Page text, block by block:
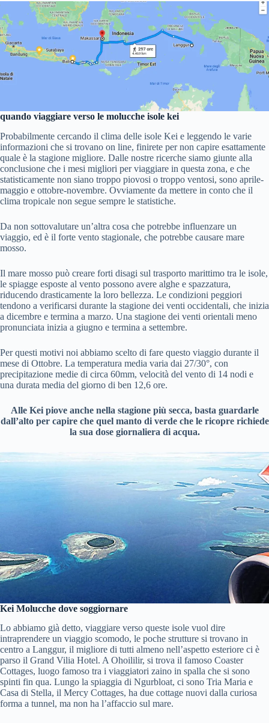
quando viaggiare verso le molucche isole kei
Probabilmente cercando il clima delle isole Kei e leggendo le varie
informazioni che si trovano on line, finirete per non capire esattamente
quale è la stagione migliore. Dalle nostre ricerche siamo giunte alla
conclusione che i mesi migliori per viaggiare in questa zona, e che
statisticamente non siano troppo piovosi o troppo ventosi, sono aprile-
maggio e ottobre-novembre. Ovviamente da mettere in conto che il
clima tropicale non segue sempre le statistiche.
Da non sottovalutare un’altra cosa che potrebbe influenzare un
viaggio, ed è il forte vento stagionale, che potrebbe causare mare
mosso.
Il mare mosso può creare forti disagi sul trasporto marittimo tra le isole,
le spiagge esposte al vento possono avere alghe e spazzatura,
riducendo drasticamente la loro bellezza. Le condizioni peggiori
tendono a verificarsi durante la stagione dei venti occidentali, che inizia
a dicembre e termina a marzo. Una stagione dei venti orientali meno
pronunciata inizia a giugno e termina a settembre.
Per questi motivi noi abbiamo scelto di fare questo viaggio durante il
mese di Ottobre. La temperatura media varia dai 27/30°, con
precipitazione medie di circa 60mm, velocità del vento di 14 nodi e
una durata media del giorno di ben 12,6 ore.
Alle Kei piove anche nella stagione più secca, basta guardarle
dall’alto per capire che quel manto di verde che le ricopre richiede
la sua dose giornaliera di acqua.
Kei Molucche dove soggiornare
Lo abbiamo già detto, viaggiare verso queste isole vuol dire
intraprendere un viaggio scomodo, le poche strutture si trovano in
centro a Langgur, il migliore di tutti almeno nell’aspetto esteriore ci è
parso il Grand Vilia Hotel. A Ohoililir, si trova il famoso Coaster
Cottages, luogo famoso tra i viaggiatori zaino in spalla che si sono
spinti fin qua. Lungo la spiaggia di Ngurbloat, ci sono Tria Maria e
Casa di Stella, il Mercy Cottages, ha due cottage nuovi dalla curiosa
forma a tunnel, ma non ha l’affaccio sul mare.